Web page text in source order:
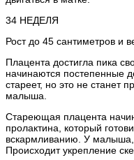
34 НЕДЕЛЯ
Рост до 45 сантиметров и
Плацента достигла пика
начинаются постепенные
стареет, но это не станет
малыша.
Стареющая плацента
пролактина, который
вскармливанию. У малыша,
Происходит укрепление